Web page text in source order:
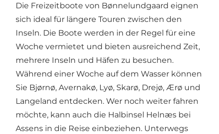
Die Freizeitboote von Bønnelundgaard eignen
sich ideal für längere Touren zwischen den
Inseln. Die Boote werden in der Regel für eine
Woche vermietet und bieten ausreichend Zeit,
mehrere Inseln und Häfen zu besuchen.
Während einer Woche auf dem Wasser können
Sie Bjørnø, Avernakø, Lyø, Skarø, Drejø, Ærø und
Langeland entdecken. Wer noch weiter fahren
möchte, kann auch die Halbinsel Helnæs bei
Assens in die Reise einbeziehen. Unterwegs